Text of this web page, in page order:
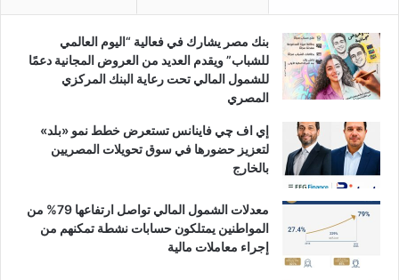
بنك مصر يشارك في فعالية “اليوم العالمي
للشباب” ويقدم العديد من العروض المجانية دعمًا
للشمول المالي تحت رعاية البنك المركزي
المصري
إي اف چي فاينانس تستعرض خطط نمو «بلد»
لتعزيز حضورها في سوق تحويلات المصريين
بالخارج
معدلات الشمول المالي تواصل ارتفاعها 79% من
المواطنين يمتلكون حسابات نشطة تمكنهم من
إجراء معاملات مالية